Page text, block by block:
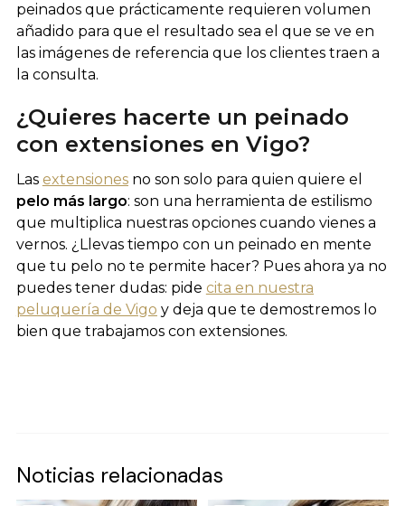
peinados que prácticamente requieren volumen
añadido para que el resultado sea el que se ve en
las imágenes de referencia que los clientes traen a
la consulta.
¿Quieres hacerte un peinado
con extensiones en Vigo?
Las extensionesno son solo para quien quiere el
pelo más largo: son una herramienta de estilismo
que multiplica nuestras opciones cuando vienes a
vernos. ¿Llevas tiempo con un peinado en mente
que tu pelo no te permite hacer? Pues ahora ya no
puedes tener dudas: pide cita en nuestra
peluquería de Vigo y deja que te demostremos lo
bien que trabajamos con extensiones.
Noticias relacionadas